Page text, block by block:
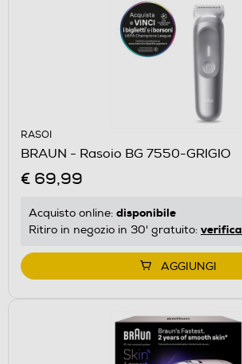
RASOI
BRAUN - Rasoio BG 7550-GRIGIO
€ 69,99
Acquisto online: disponibile
Ritiro in negozio in 30' gratuito: verifica
AGGIUNGI